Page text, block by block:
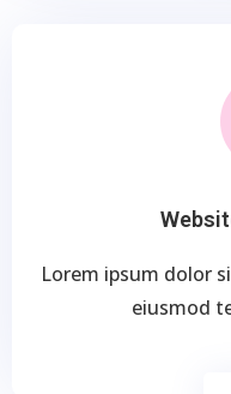
Lorem ipsum dolor
eiusmod